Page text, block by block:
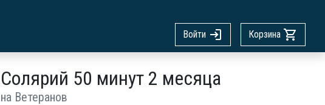
Войти Корзина
Солярий 50 минут 2 месяца
на Ветеранов